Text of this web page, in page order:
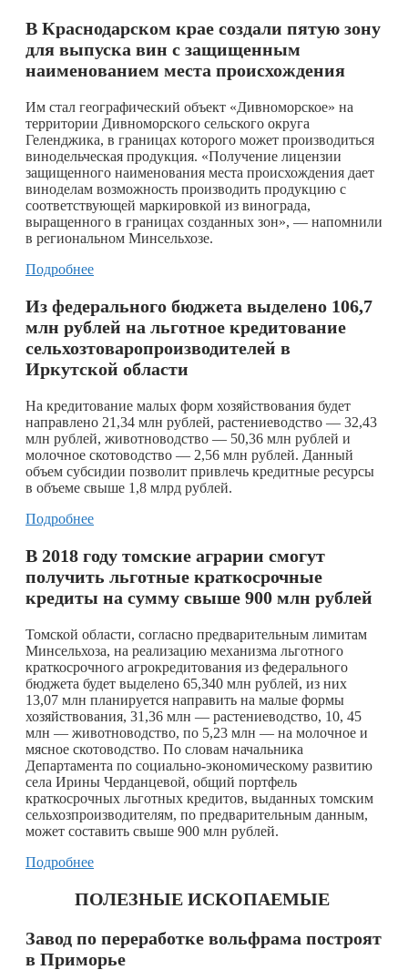
В Краснодарском крае создали пятую зону
для выпуска вин с защищенным
наименованием места происхождения
Им стал географический объект «Дивноморское» на
территории Дивноморского сельского округа
Геленджика, в границах которого может производиться
винодельческая продукция. «Получение лицензии
защищенного наименования места происхождения дает
виноделам возможность производить продукцию с
соответствующей маркировкой из винограда,
выращенного в границах созданных зон», — напомнили
в региональном Минсельхозе.
Подробнее
Из федерального бюджета выделено 106,7
млн рублей на льготное кредитование
сельхозтоваропроизводителей в
Иркутской области
На кредитование малых форм хозяйствования будет
направлено 21,34 млн рублей, растениеводство — 32,43
млн рублей, животноводство — 50,36 млн рублей и
молочное скотоводство — 2,56 млн рублей. Данный
объем субсидии позволит привлечь кредитные ресурсы
в объеме свыше 1,8 млрд рублей.
Подробнее
В 2018 году томские аграрии смогут
получить льготные краткосрочные
кредиты на сумму свыше 900 млн рублей
Томской области, согласно предварительным лимитам
Минсельхоза, на реализацию механизма льготного
краткосрочного агрокредитования из федерального
бюджета будет выделено 65,340 млн рублей, из них
13,07 млн планируется направить на малые формы
хозяйствования, 31,36 млн — растениеводство, 10, 45
млн — животноводство, по 5,23 млн — на молочное и
мясное скотоводство. По словам начальника
Департамента по социально-экономическому развитию
села Ирины Черданцевой, общий портфель
краткосрочных льготных кредитов, выданных томским
сельхозпроизводителям, по предварительным данным,
может составить свыше 900 млн рублей.
Подробнее
ПОЛЕЗНЫЕ ИСКОПАЕМЫЕ
Завод по переработке вольфрама построят
в Приморье